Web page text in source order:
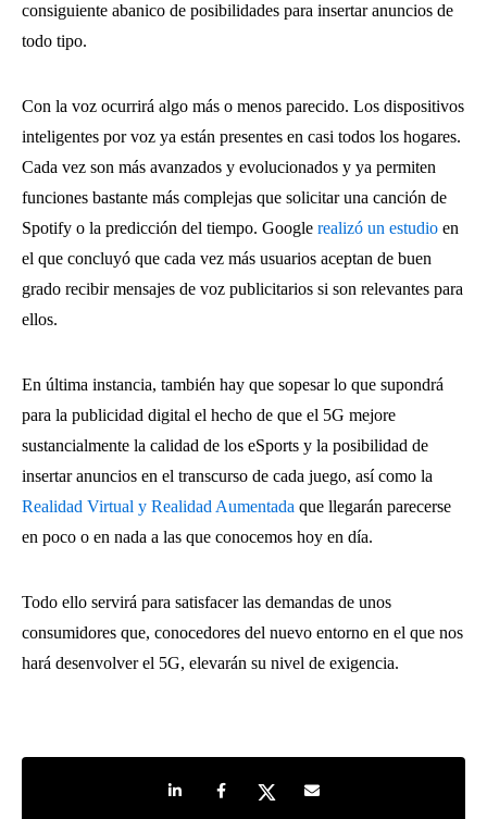
consiguiente abanico de posibilidades para insertar anuncios de
todo tipo.
Con la voz ocurrirá algo más o menos parecido. Los dispositivos
inteligentes por voz ya están presentes en casi todos los hogares.
Cada vez son más avanzados y evolucionados y ya permiten
funciones bastante más complejas que solicitar una canción de
Spotify o la predicción del tiempo. Google realizó un estudio en
el que concluyó que cada vez más usuarios aceptan de buen
grado recibir mensajes de voz publicitarios si son relevantes para
ellos.
En última instancia, también hay que sopesar lo que supondrá
para la publicidad digital el hecho de que el 5G mejore
sustancialmente la calidad de los eSports y la posibilidad de
insertar anuncios en el transcurso de cada juego, así como la
Realidad Virtual y Realidad Aumentada que llegarán parecerse
en poco o en nada a las que conocemos hoy en día.
Todo ello servirá para satisfacer las demandas de unos
consumidores que, conocedores del nuevo entorno en el que nos
hará desenvolver el 5G, elevarán su nivel de exigencia.
Share on LinkedIn
Share on Facebook
Share on TwitterShare by e-mail